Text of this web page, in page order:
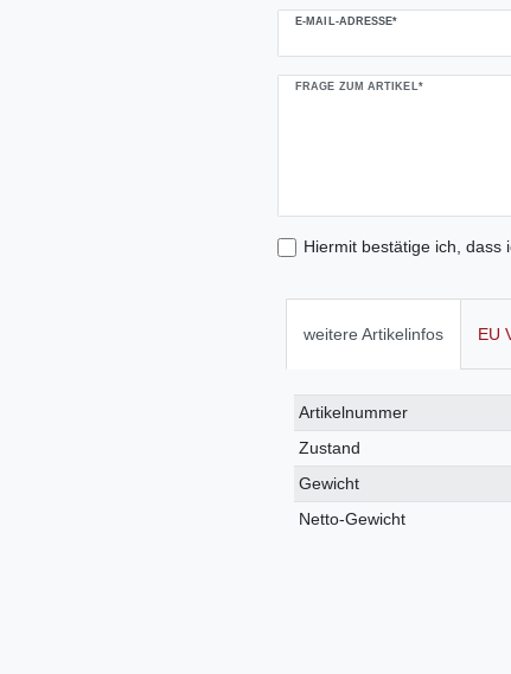
E-MAIL-ADRESSE*
FRAGE ZUM ARTIKEL*
Hiermit bestätige ich, dass
weitere Artikelinfos EU
Technisches
Merkmal
Wert
Artikelnummer
Zustand
Gewicht
Netto-Gewicht